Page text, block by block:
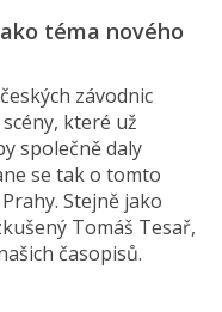
téma nového
závodnic
které už
společně daly
se tak o tomto
Stejně jako
Tomáš Tesař,
časopisů.